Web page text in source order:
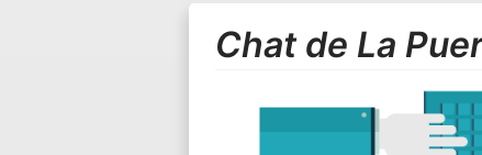
Chat de La